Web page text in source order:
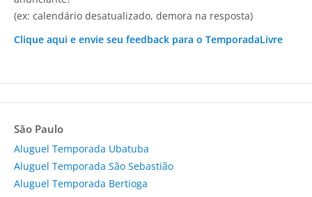
(ex: calendário desatualizado, demora na resposta)
Clique aqui e envie seu feedback para o TemporadaLivre
São Paulo
Aluguel Temporada Ubatuba
Aluguel Temporada São Sebastião
Aluguel Temporada Bertioga